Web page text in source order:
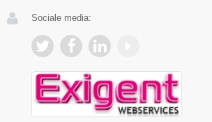
Sociale media: